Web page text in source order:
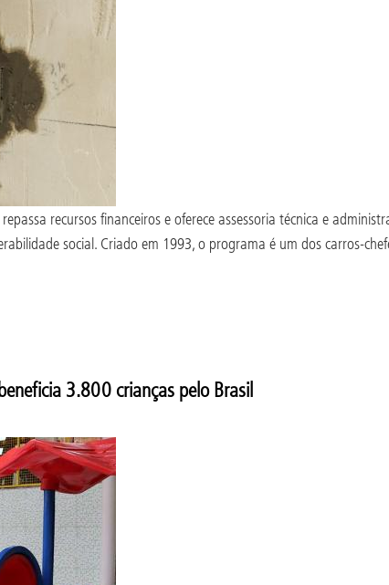
recursos financeiros e oferece assessoria técnica e
social. Criado em 1993, o programa é um dos carros-
3.800 crianças pelo Brasil